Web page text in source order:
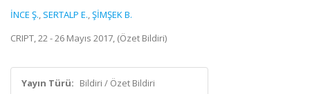
İNCE Ş., SERTALP E.,ŞİMŞEK B.
CRIPT, 22 - 26 Mayıs 2017, (Özet Bildiri)
Yayın Türü: Bildiri / Özet Bildiri